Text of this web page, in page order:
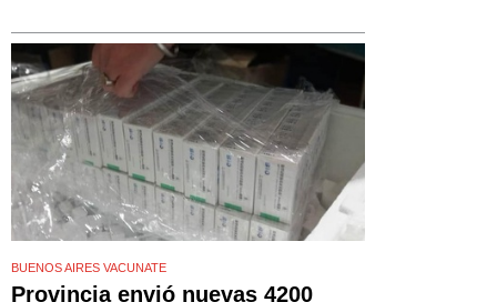
BUENOS AIRES VACUNATE
Provincia envió nuevas 4200